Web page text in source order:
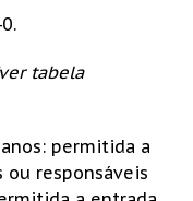
tabela
permitida a
ou responsáveis